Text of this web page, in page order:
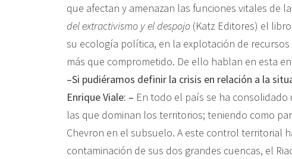
que afectan y amenazan las funciones vitales de
del extractivismo y el despojo (Katz Editores) el
su ecología política, en la explotación de
más que comprometido. De ello hablan en esta
–Si pudiéramos definir la crisis en relación a la
Enrique Viale: – En todo el país se ha
las que dominan los territorios; teniendo como
Chevron en el subsuelo. A este control territorial
contaminación de sus dos grandes cuencas, el